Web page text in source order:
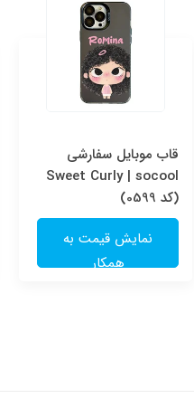
قاب موبایل سفارشی
Sweet Curly | socool
(کد 0599)
نمایش قیمت به
همکار